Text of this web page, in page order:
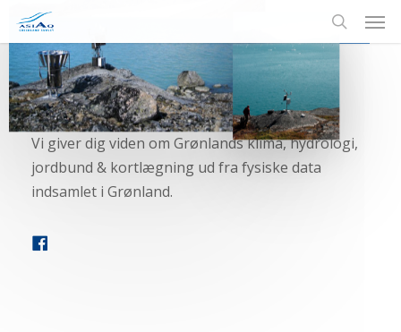
content
search
Velkommen
Vi giver dig viden om Grønlands klima, hydrologi,
jordbund & kortlægning ud fra fysiske data
indsamlet i Grønland.